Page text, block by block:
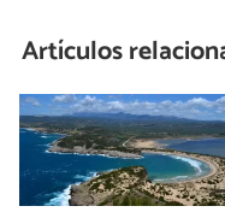
Artículos